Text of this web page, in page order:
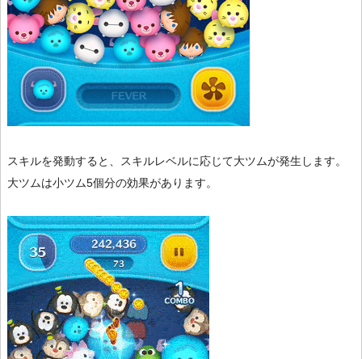
スキルを発動すると、スキルレベルに応じて大ツムが発生します。
大ツムは小ツム5個分の効果があります。